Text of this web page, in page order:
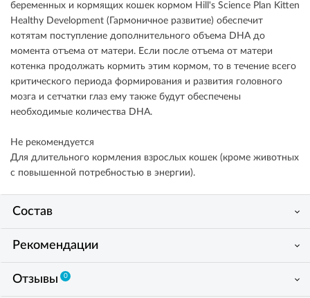
беременных и кормящих кошек кормом Hill's Science Plan Kitten
Healthy Development (Гармоничное развитие) обеспечит
котятам поступление дополнительного объема DHA до
момента отъема от матери. Если после отъема от матери
котенка продолжать кормить этим кормом, то в течение всего
критического периода формирования и развития головного
мозга и сетчатки глаз ему также будут обеспечены
необходимые количества DHA.
Не рекомендуется
Для длительного кормления взрослых кошек (кроме животных
с повышенной потребностью в энергии).
Состав
Рекомендации
Отзывы 0